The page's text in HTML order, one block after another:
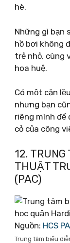
hè.
Những gì bạn
hồ bơi không
trẻ nhỏ, cùng
hoa huệ.
Có một căn
nhưng bạn
riêng mình để
cỏ của công
12.
THUẬT
(PAC)
Nguồn: HCS
Trung tâm biểu